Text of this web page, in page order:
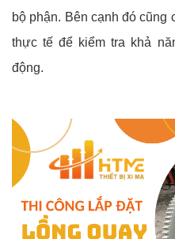
bộ phận. Bên cạnh đó cũng
thực tế để kiểm tra khả
động.